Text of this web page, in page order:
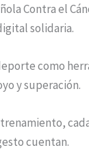
Contra el
solidaria.
como
y superación.
cuentan.